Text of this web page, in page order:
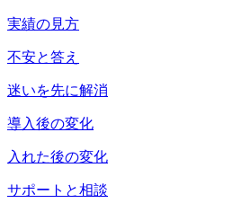
実績の見方
不安と答え
迷いを先に解消
導入後の変化
入れた後の変化
サポートと相談